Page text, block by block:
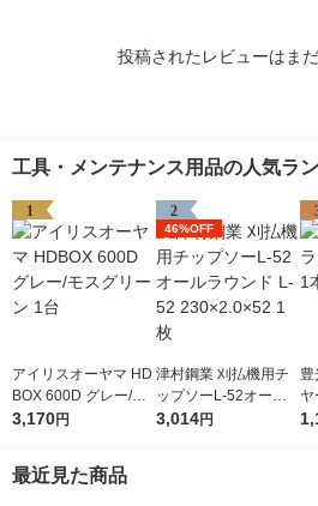
投稿されたレビューはまだ
工具・メンテナンス用品の人気ラ
1
アイリスオーヤマ HD
BOX 600D グレー/モ
スグリーン 1台
3,170円
2
46%OFF
津村鋼業 刈払機用チ
ップソーL-52オール
ラウンド L-52 230×2.
3,014円
豊
ヤ
最近見た商品